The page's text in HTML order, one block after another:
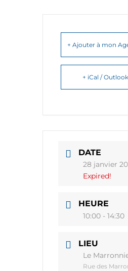
+ Ajouter à mon
+ iCal /
DATE
28 janvier
Expired!
HEURE
10:00 - 14:30
LIEU
Le
Rue des